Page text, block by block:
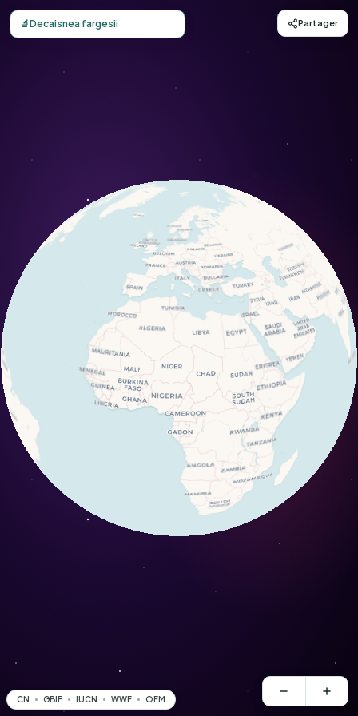
Carte d'observation du Decaisnea fargesii (Decaisnea
🔬Decaisnea fargesii Partager
CN GBIF IUCN WWF OFM